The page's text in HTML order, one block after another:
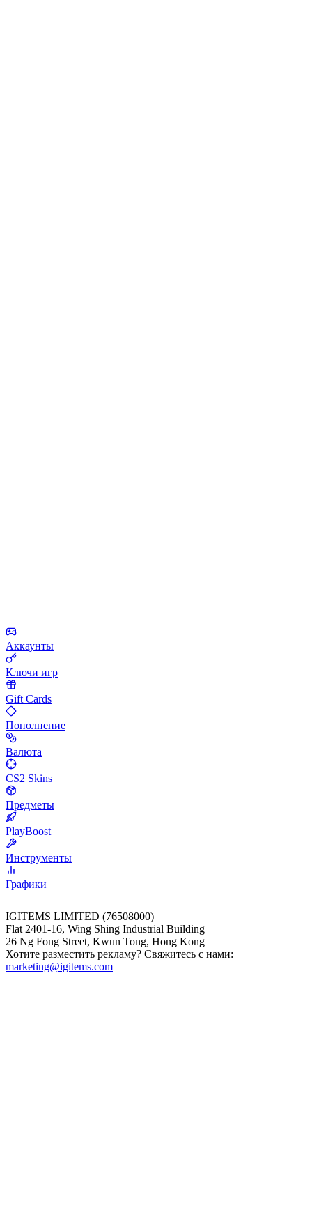
Аккаунты
Ключи игр
Gift Cards
Пополнение
Валюта
CS2 Skins
Предметы
PlayBoost
Инструменты
Графики
IGITEMS LIMITED (76508000)
Flat 2401-16, Wing Shing Industrial Building
26 Ng Fong Street, Kwun Tong, Hong Kong
Хотите разместить рекламу? Свяжитесь с нами:
marketing@igitems.com